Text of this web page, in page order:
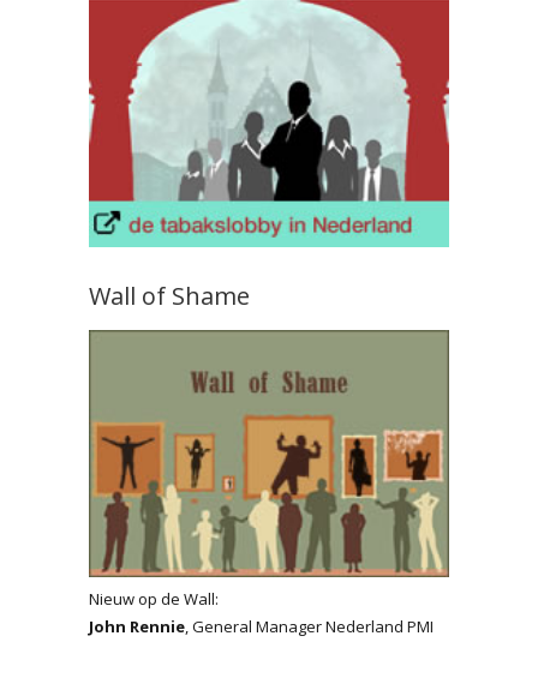
Wall of Shame
Nieuw op de Wall:
John Rennie, General Manager Nederland PMI